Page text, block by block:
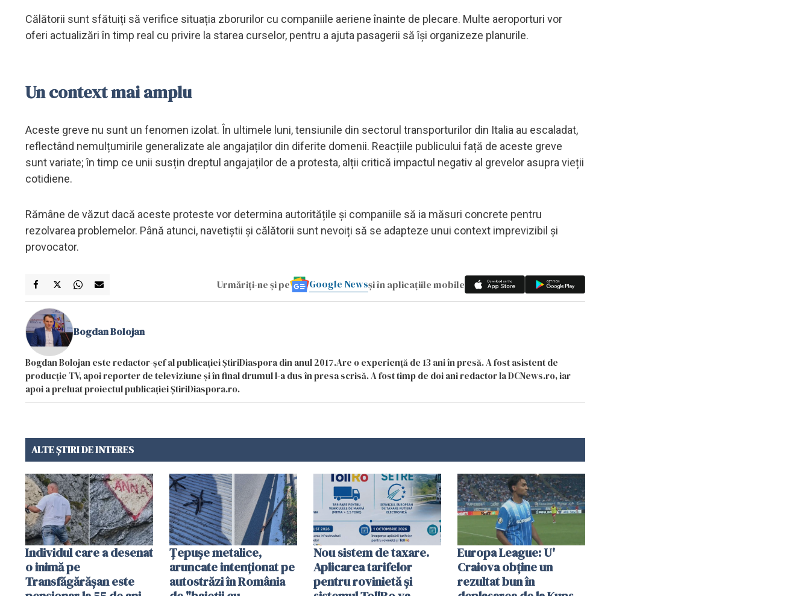
Călătorii sunt sfătuiți să verifice situația zborurilor cu companiile aeriene înainte de plecare. Multe aeroporturi vor
oferi actualizări în timp real cu privire la starea curselor, pentru a ajuta pasagerii să își organizeze planurile.
Un context mai amplu
Aceste greve nu sunt un fenomen izolat. În ultimele luni, tensiunile din sectorul transporturilor din Italia au escaladat,
reflectând nemulțumirile generalizate ale angajaților din diferite domenii. Reacțiile publicului față de aceste greve
sunt variate; în timp ce unii susțin dreptul angajaților de a protesta, alții critică impactul negativ al grevelor asupra vieții
cotidiene.
Rămâne de văzut dacă aceste proteste vor determina autoritățile și companiile să ia măsuri concrete pentru
rezolvarea problemelor. Până atunci, navetiștii și călătorii sunt nevoiți să se adapteze unui context imprevizibil și
provocator.
Urmăriți-ne și pe Google Newsși în aplicațiile mobile
Bogdan Bolojan
Bogdan Bolojan este redactor-șef al publicației ȘtiriDiaspora din anul 2017.Are o experiență de 13 ani în presă. A fost asistent de
producție TV, apoi reporter de televiziune și în final drumul l-a dus în presa scrisă. A fost timp de doi ani redactor la DCNews.ro, iar
apoi a preluat proiectul publicației ȘtiriDiaspora.ro.
ALTE ȘTIRI DE INTERES
Individul care a desenat
o inimă pe
Transfăgărășan este
Țepușe metalice,
aruncate intenționat pe
autostrăzi în România
Nou sistem de taxare.
Aplicarea tarifelor
pentru rovinietă şi
Europa League: U'
Craiova obține un
rezultat bun în